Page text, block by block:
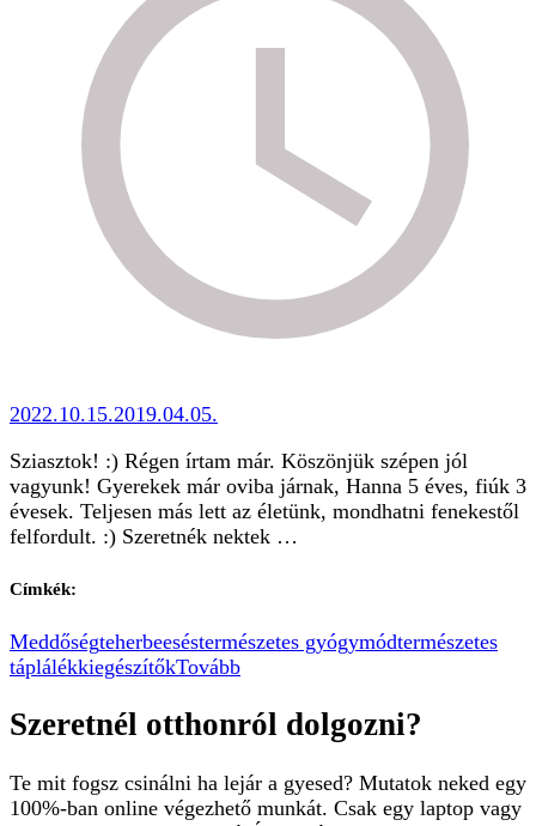
2022.10.15.2019.04.05.
Sziasztok! :) Régen írtam már. Köszönjük szépen jól
vagyunk! Gyerekek már oviba járnak, Hanna 5 éves, fiúk 3
évesek. Teljesen más lett az életünk, mondhatni fenekestől
felfordult. :) Szeretnék nektek …
Címkék:
Meddőségteherbeeséstermészetes gyógymódtermészetes
táplálékkiegészítőkTovább
Szeretnél otthonról dolgozni?
Te mit fogsz csinálni ha lejár a gyesed? Mutatok neked egy
100%-ban online végezhető munkát. Csak egy laptop vagy